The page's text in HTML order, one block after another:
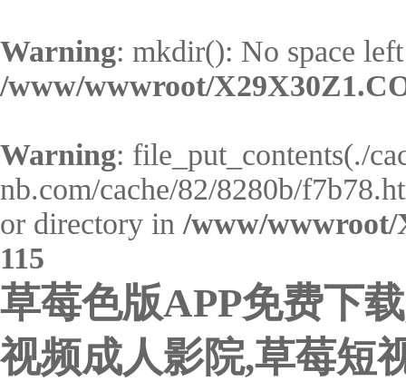
Warning: mkdir(): No space
/www/wwwroot/
Warning: file_put_contents(./
nb.com/cache/82/8280b/
or directory in /www/
115
草莓色版APP免费下
视频成人影院,草莓短